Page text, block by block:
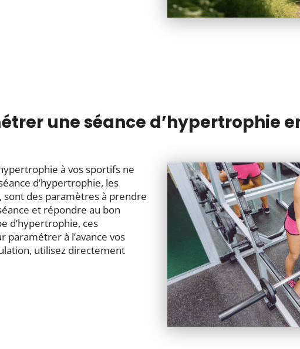
une séance d’hypertrophie
à vos sportifs ne
d’hypertrophie, les
sont des paramètres à prendre
et répondre au bon
d’hypertrophie, ces
paramétrer à l’avance vos
utilisez directement